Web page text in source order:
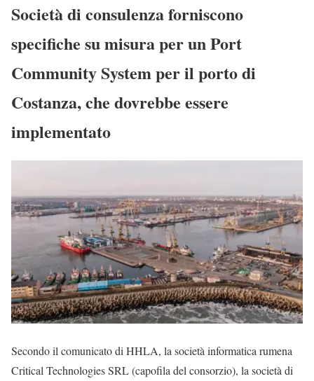
Società di consulenza forniscono
specifiche su misura per un Port
Community System per il porto di
Costanza, che dovrebbe essere
implementato
Secondo il comunicato di HHLA, la società informatica rumena
Critical Technologies SRL (capofila del consorzio), la società di